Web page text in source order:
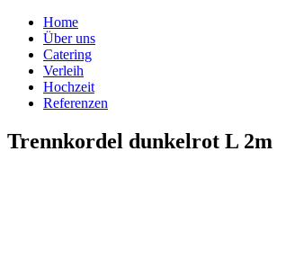
Home
Über uns
Catering
Verleih
Hochzeit
Referenzen
Trennkordel dunkelrot L 2m